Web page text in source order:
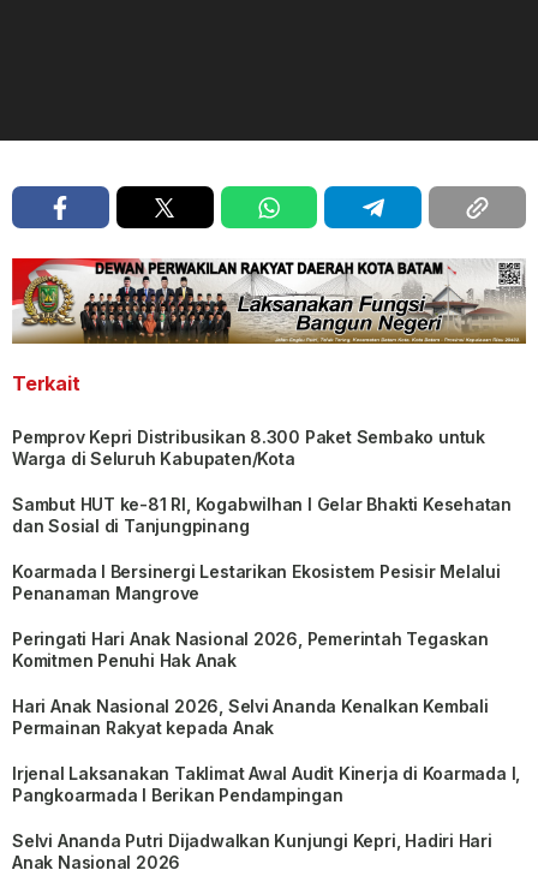
Terkait
Pemprov Kepri Distribusikan 8.300 Paket Sembako untuk
Warga di Seluruh Kabupaten/Kota
Sambut HUT ke-81 RI, Kogabwilhan I Gelar Bhakti Kesehatan
dan Sosial di Tanjungpinang
Koarmada I Bersinergi Lestarikan Ekosistem Pesisir Melalui
Penanaman Mangrove
Peringati Hari Anak Nasional 2026, Pemerintah Tegaskan
Komitmen Penuhi Hak Anak
Hari Anak Nasional 2026, Selvi Ananda Kenalkan Kembali
Permainan Rakyat kepada Anak
Irjenal Laksanakan Taklimat Awal Audit Kinerja di Koarmada I,
Pangkoarmada I Berikan Pendampingan
Selvi Ananda Putri Dijadwalkan Kunjungi Kepri, Hadiri Hari
Anak Nasional 2026